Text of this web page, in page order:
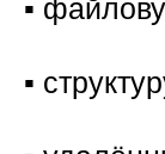
▪️
▪️